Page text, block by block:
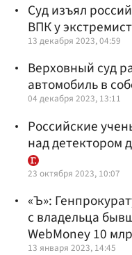
Суд изъял
ВПК у
13 декабря 2023, 04:59
Верховный суд
автомобиль в
04 декабря 2023, 13:11
Российские
над детектором
23 октября 2023, 10:07
«Ъ»:
с владельца
WebMoney 10
13 января 2023, 14:45